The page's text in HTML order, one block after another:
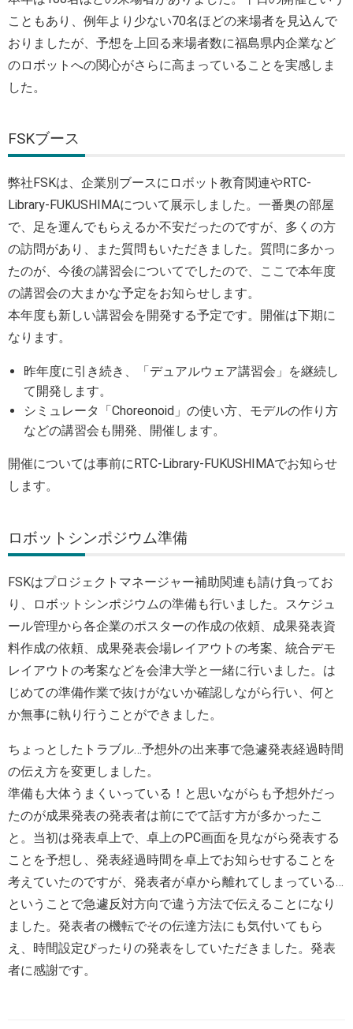
こともあり、例年より少ない70名ほどの来場者を見込んで
おりましたが、予想を上回る来場者数に福島県内企業など
のロボットへの関心がさらに高まっていることを実感しま
した。
FSKブース
弊社FSKは、企業別ブースにロボット教育関連やRTC-
Library-FUKUSHIMAについて展示しました。一番奥の部屋
で、足を運んでもらえるか不安だったのですが、多くの方
の訪問があり、また質問もいただきました。質問に多かっ
たのが、今後の講習会についてでしたので、ここで本年度
の講習会の大まかな予定をお知らせします。
本年度も新しい講習会を開発する予定です。開催は下期に
なります。
昨年度に引き続き、「デュアルウェア講習会」を継続し
て開発します。
シミュレータ「Choreonoid」の使い方、モデルの作り方
などの講習会も開発、開催します。
開催については事前にRTC-Library-FUKUSHIMAでお知らせ
します。
ロボットシンポジウム準備
FSKはプロジェクトマネージャー補助関連も請け負ってお
り、ロボットシンポジウムの準備も行いました。スケジュ
ール管理から各企業のポスターの作成の依頼、成果発表資
料作成の依頼、成果発表会場レイアウトの考案、統合デモ
レイアウトの考案などを会津大学と一緒に行いました。は
じめての準備作業で抜けがないか確認しながら行い、何と
か無事に執り行うことができました。
ちょっとしたトラブル…予想外の出来事で急遽発表経過時間
の伝え方を変更しました。
準備も大体うまくいっている！と思いながらも予想外だっ
たのが成果発表の発表者は前にでて話す方が多かったこ
と。当初は発表卓上で、卓上のPC画面を見ながら発表する
ことを予想し、発表経過時間を卓上でお知らせすることを
考えていたのですが、発表者が卓から離れてしまっている…
ということで急遽反対方向で違う方法で伝えることになり
ました。発表者の機転でその伝達方法にも気付いてもら
え、時間設定ぴったりの発表をしていただきました。発表
者に感謝です。